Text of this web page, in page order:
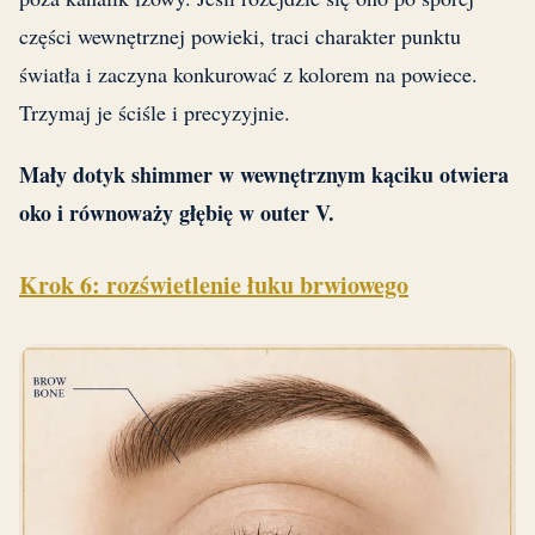
części wewnętrznej powieki, traci charakter punktu
światła i zaczyna konkurować z kolorem na powiece.
Trzymaj je ściśle i precyzyjnie.
Mały dotyk shimmer w wewnętrznym kąciku otwiera
oko i równoważy głębię w outer V.
Krok 6: rozświetlenie łuku brwiowego